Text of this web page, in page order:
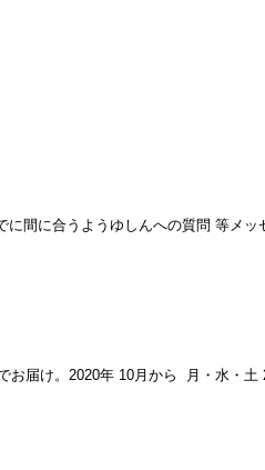
間に合うようゆしんへの質問 等メッ
届け。2020年 10月から 月・水・土